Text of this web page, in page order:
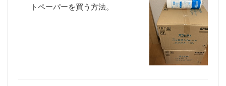
トペーパーを買う方法。